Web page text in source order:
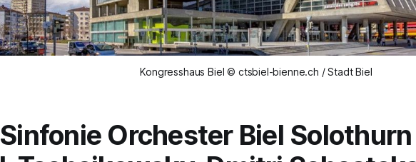
Kongresshaus Biel © ctsbiel-bienne.ch / Stadt Biel
Sinfonie Orchester Biel